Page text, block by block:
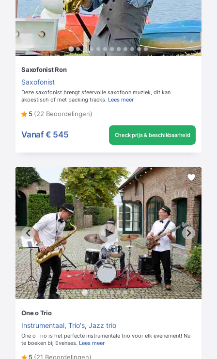
Saxofonist Ron
Saxofonist
Deze saxofonist brengt sfeervolle saxofoon muziek, dit kan
akoestisch of met backing tracks. Lees meer
5 (22 Beoordelingen)
Vanaf € 545 Check prijs & beschikbaarheid
One o Trio
Instrumentaal, Trio's, Jazz trio
One o Trio is het perfecte instrumentale trio voor elk evenement! Nu
te boeken bij Evenses. Lees meer
5 (21 Beoordelingen)